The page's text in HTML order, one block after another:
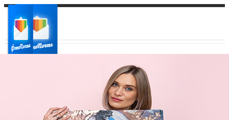
Ваш регион доставки